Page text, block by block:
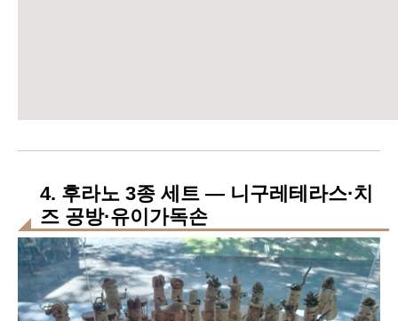
4. 후라노 3종 세트 — 니구레테라스·치
즈 공방·유이가독손